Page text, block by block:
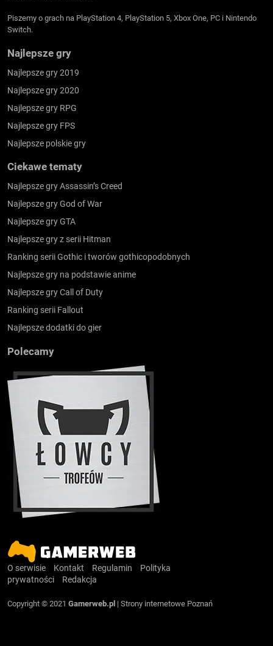
Piszemy o grach na PlayStation 4, PlayStation 5, Xbox One, PC i Nintendo
Switch.
Najlepsze gry
Najlepsze gry 2019
Najlepsze gry 2020
Najlepsze gry RPG
Najlepsze gry FPS
Najlepsze polskie gry
Ciekawe tematy
Najlepsze gry Assassin’s Creed
Najlepsze gry God of War
Najlepsze gry GTA
Najlepsze gry z serii Hitman
Ranking serii Gothic i tworów gothicopodobnych
Najlepsze gry na podstawie anime
Najlepsze gry Call of Duty
Ranking serii Fallout
Najlepsze dodatki do gier
Polecamy
O serwisie Kontakt Regulamin
Polityka
prywatności
Redakcja
Copyright © 2021 Gamerweb.pl | Strony internetowe Poznań